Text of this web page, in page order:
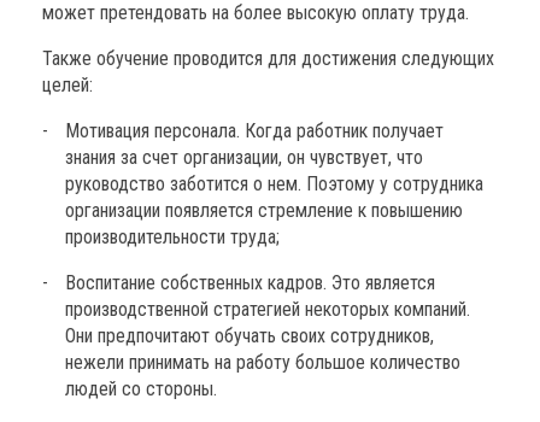
может претендовать на более высокую оплату труда.
Также обучение проводится для достижения следующих
целей:
Мотивация персонала. Когда работник получает
знания за счет организации, он чувствует, что
руководство заботится о нем. Поэтому у сотрудника
организации появляется стремление к повышению
производительности труда;
Воспитание собственных кадров. Это является
производственной стратегией некоторых компаний.
Они предпочитают обучать своих сотрудников,
нежели принимать на работу большое количество
людей со стороны.